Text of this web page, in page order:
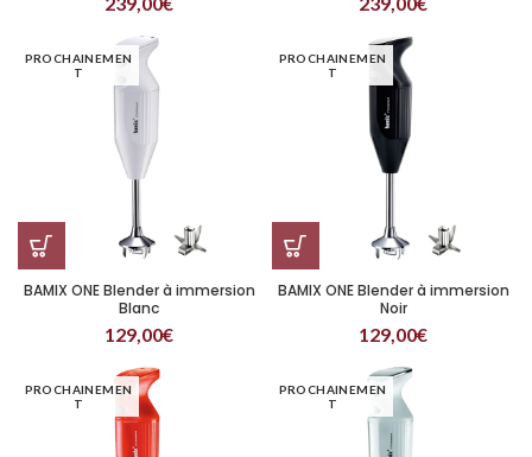
PROCHAINEMEN
T
BAMIX ONE Blender à immersion
Blanc
129,00€
PROCHAINEMEN
T
BAMIX ONE Blender à immersion
Noir
129,00€
PROCHAINEMEN
T
PROCHAINEMEN
T